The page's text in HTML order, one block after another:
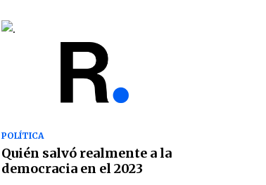
POLÍTICA
Quién salvó realmente a la
democracia en el 2023